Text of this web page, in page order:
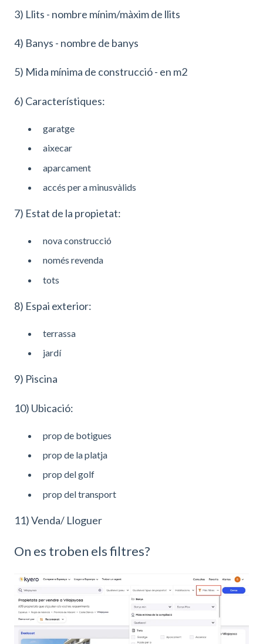
3) Llits - nombre mínim/màxim de llits
4) Banys - nombre de banys
5) Mida mínima de construcció - en m2
6) Característiques:
garatge
aixecar
aparcament
accés per a minusvàlids
7) Estat de la propietat:
nova construcció
només revenda
tots
8) Espai exterior:
terrassa
jardí
9) Piscina
10) Ubicació:
prop de botigues
prop de la platja
prop del golf
prop del transport
11) Venda/ Lloguer
On es troben els filtres?